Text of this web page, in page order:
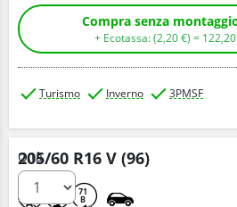
+ Ecotassa: (2,20€ ) = 122,20
Turismo Inverno 3PMSF
205/60 R16 V (96)
71
B
Q.tà